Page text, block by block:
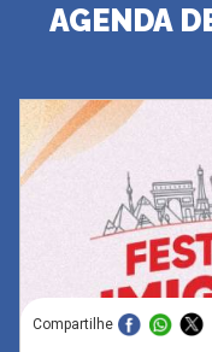
AGENDA
Compartilhe